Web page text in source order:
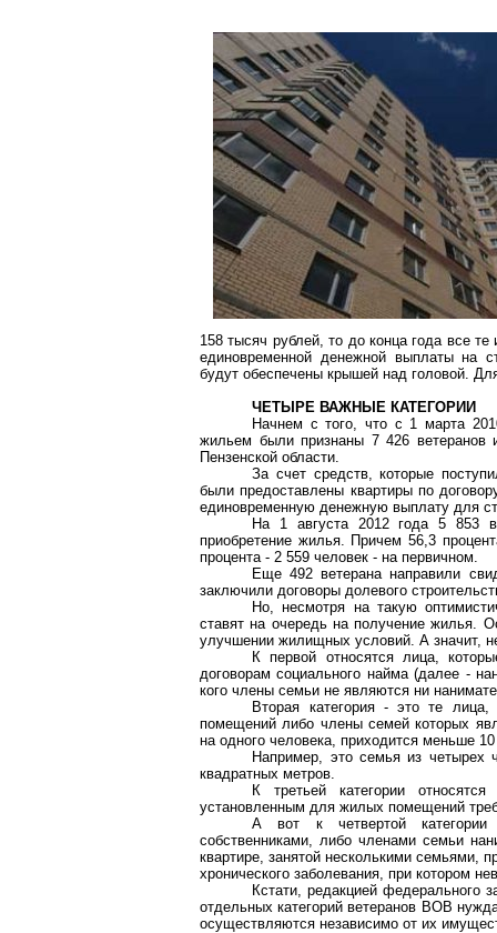
158 тысяч рублей, то до конца года все те
единовременной денежной выплаты на
будут обеспечены крышей над головой.
ЧЕТЫРЕ ВАЖНЫЕ КАТЕГОРИИ
Начнем с того, что с 1 марта
жильем были признаны 7 426 ветеранов
Пензенской области.
За счет средств, которые
были предоставлены квартиры по
единовременную денежную выплату для
На 1 августа 2012 года 5 853
приобретение жилья. Причем 56,3
процента - 2 559 человек - на первичном.
Еще 492 ветерана направили
заключили договоры долевого
Но, несмотря на такую
ставят на очередь на получение жилья.
улучшении жилищных условий. А значит,
К первой относятся лица,
договорам социального найма (далее -
кого члены семьи не являются ни
Вторая категория - это те
помещений либо члены семей которых
на одного человека, приходится меньше 10
Например, это семья из четырех
квадратных метров.
К третьей категории
установленным для жилых помещений
А вот к четвертой
собственниками, либо членами семьи
квартире, занятой несколькими семьями,
хронического заболевания, при котором
Кстати, редакцией федерального
отдельных категорий ветеранов ВОВ
осуществляются независимо от их